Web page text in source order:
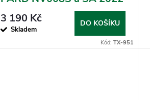
3 190 Kč
Skladem
DO KOŠÍKU
Kód: TX-951